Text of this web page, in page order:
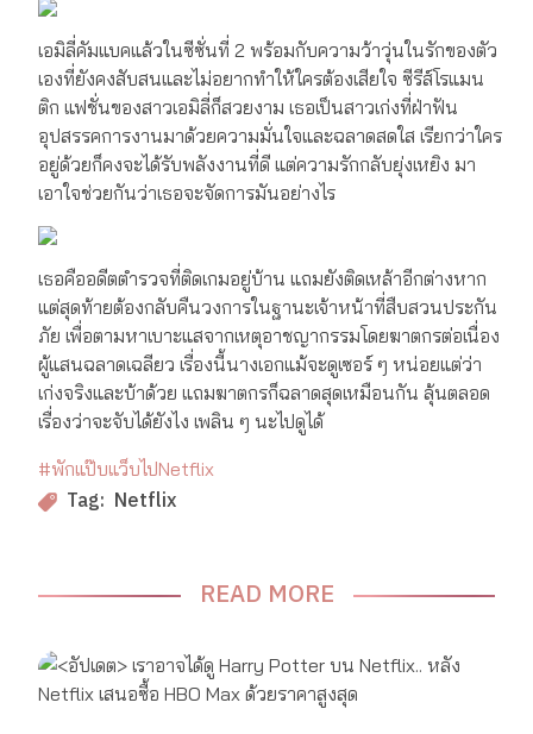
เอมิลี่คัมแบคแล้วในซีซั่นที่ 2 พร้อมกับความว้าวุ่นในรักของตัว
เองที่ยังคงสับสนและไม่อยากทำให้ใครต้องเสียใจ ซีรีส์โรแมน
ติก แฟชั่นของสาวเอมิลี่ก็สวยงาม เธอเป็นสาวเก่งที่ฝ่าฟัน
อุปสรรคการงานมาด้วยความมั่นใจและฉลาดสดใส เรียกว่าใคร
อยู่ด้วยก็คงจะได้รับพลังงานที่ดี แต่ความรักกลับยุ่งเหยิง มา
เอาใจช่วยกันว่าเธอจะจัดการมันอย่างไร
เธอคืออดีตตำรวจที่ติดเกมอยู่บ้าน แถมยังติดเหล้าอีกต่างหาก
แต่สุดท้ายต้องกลับคืนวงการในฐานะเจ้าหน้าที่สืบสวนประกัน
ภัย เพื่อตามหาเบาะแสจากเหตุอาชญากรรมโดยฆาตกรต่อเนื่อง
ผู้แสนฉลาดเฉลียว เรื่องนี้นางเอกแม้จะดูเซอร์ ๆ หน่อยแต่ว่า
เก่งจริงและบ้าด้วย แถมฆาตกรก็ฉลาดสุดเหมือนกัน ลุ้นตลอด
เรื่องว่าจะจับได้ยังไง เพลิน ๆ นะไปดูได้
#พักแป๊บแว็บไปNetflix
Tag: Netflix
READ MORE